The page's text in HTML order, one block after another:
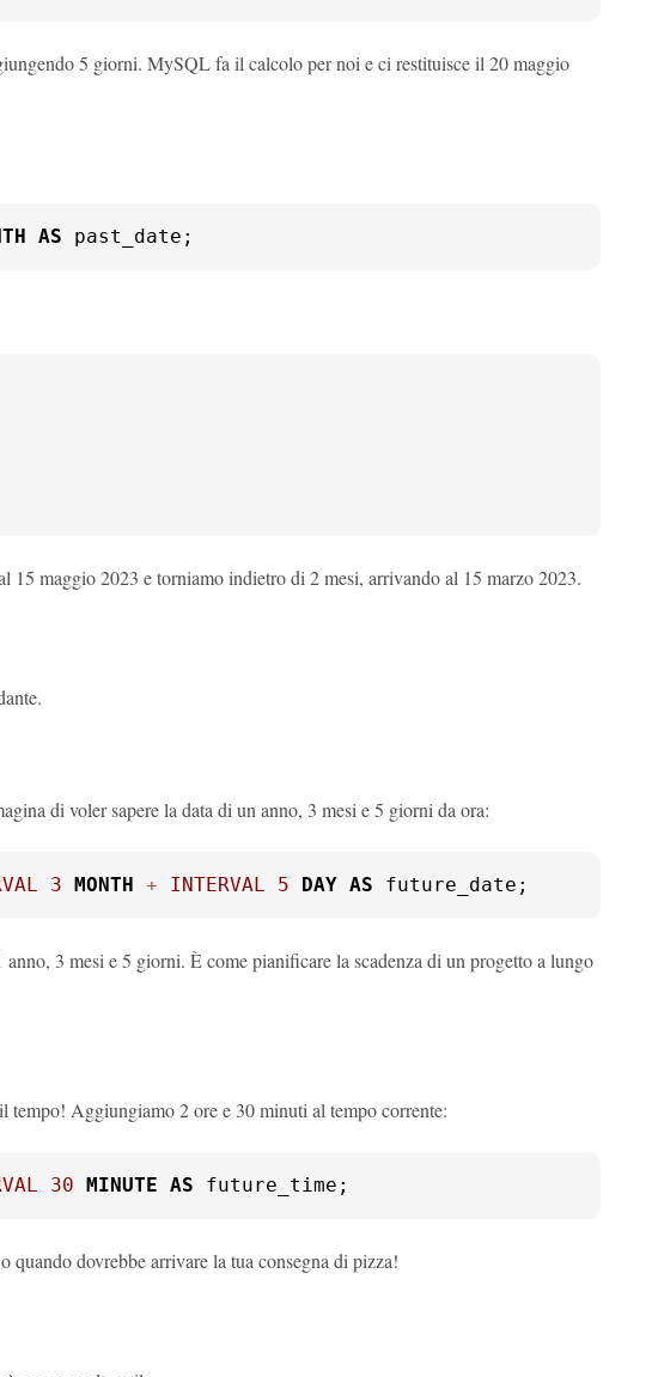
5 giorni. MySQL fa il calcolo per noi e ci restituisce il 20 maggio
AS past_date;
15 maggio 2023 e torniamo indietro di 2 mesi, arrivando al 15 marzo 2023.
di voler sapere la data di un anno, 3 mesi e 5 giorni da ora:
3 MONTH + INTERVAL 5 DAY AS future_date;
3 mesi e 5 giorni. È come pianificare la scadenza di un progetto a lungo
Aggiungiamo 2 ore e 30 minuti al tempo corrente:
30 MINUTE AS future_time;
quando dovrebbe arrivare la tua consegna di pizza!